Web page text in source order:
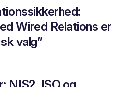
Wired Relations er
valg”